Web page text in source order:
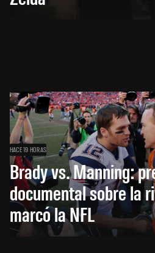
HACE 19 HORAS
Brady vs. Manning:
documental sobre la
marcó la NFL